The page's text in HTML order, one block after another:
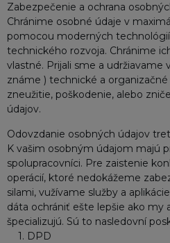
Zabezpečenie a ochrana
Chránime osobné údaje v
pomocou moderných
technického rozvoja. Chránime
vlastné. Prijali sme a udržiavame
známe ) technické a
zneužitie, poškodenie, alebo
údajov.
Odovzdanie osobných údajov
K vašim osobným údajom majú
spolupracovníci. Pre zaistenie
operácií, ktoré nedokážeme
silami, vužívame služby a
dáta ochrániť ešte lepšie ako my
špecializujú. Sú to nasledovní
1. DPD